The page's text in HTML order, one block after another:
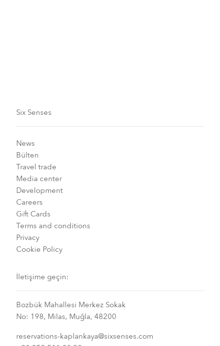
Six Senses
News
Bülten
Travel trade
Media center
Development
Careers
Gift Cards
Terms and conditions
Privacy
Cookie Policy
İletişime geçin:
Bozbük Mahallesi Merkez Sokak
No: 198, Milas, Muğla, 48200
reservations-kaplankaya@sixsenses.com